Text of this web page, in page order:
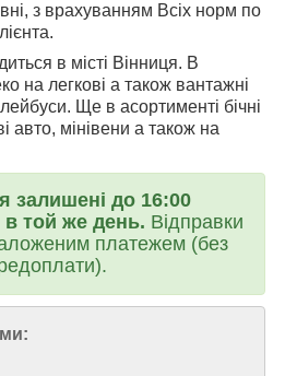
з врахуванням Всіх норм по
в місті Вінниця. В
на легкові а також вантажні
Ще в асортименті бічні
авто, мінівени а також на
залишені до 16:00
той же день. Відправки
платежем (без